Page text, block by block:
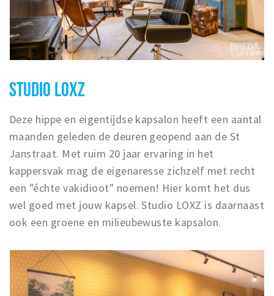
STUDIO LOXZ
Deze hippe en eigentijdse kapsalon heeft een aantal
maanden geleden de deuren geopend aan de St
Janstraat. Met ruim 20 jaar ervaring in het
kappersvak mag de eigenaresse zichzelf met recht
een "échte vakidioot" noemen! Hier komt het dus
wel goed met jouw kapsel. Studio LOXZ is daarnaast
ook een groene en milieubewuste kapsalon.